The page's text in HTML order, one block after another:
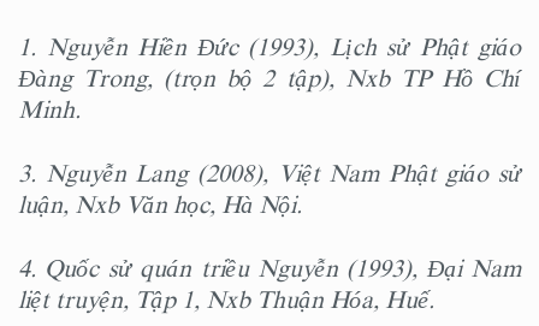
1. Nguyễn Hiền Đức (1993), Lịch sử Phật giáo
Đàng Trong, (trọn bộ 2 tập), Nxb TP Hồ Chí
Minh.
3. Nguyễn Lang (2008), Việt Nam Phật giáo sử
luận, Nxb Văn học, Hà Nội.
4. Quốc sử quán triều Nguyễn (1993), Đại Nam
liệt truyện, Tập 1, Nxb Thuận Hóa, Huế.